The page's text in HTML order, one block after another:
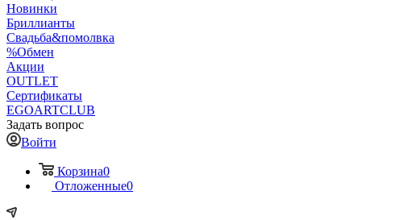
Новинки
Бриллианты
Свадьба&помолвка
%Обмен
Акции
OUTLET
Сертификаты
EGOARTCLUB
Задать вопрос
Войти
Корзина0
Отложенные0